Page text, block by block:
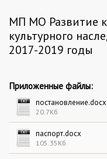
МП МО Развитие
культурного
2017-2019 годы
Приложенные файлы:
постановление.docx
20.7Кб
паспорт.docx
105.35Кб